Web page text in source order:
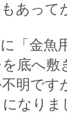
あって
「金魚
底へ敷
明です
なりま